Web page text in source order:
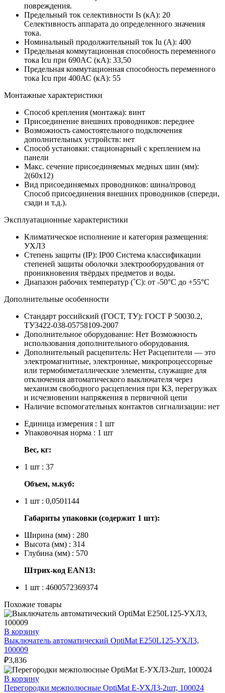
повреждения.
Предельный ток селективности Is (кА): 20
Селективность аппарата до определенного значения
тока.
Номинальный продолжительный ток Iu (А): 400
Предельная коммутационная способность переменного
тока Icu при 690AC (кА): 33,50
Предельная коммутационная способность переменного
тока Icu при 400АС (кА): 55
Монтажные характеристики
Способ крепления (монтажа): винт
Присоединение внешних проводников: переднее
Возможность самостоятельного подключения
дополнительных устройств: нет
Способ установки: стационарный с креплением на
панели
Макс. сечение присоединяемых медных шин (мм):
2(60х12)
Вид присоединяемых проводников: шина/провод
Способ присоединения внешних проводников (спереди,
сзади и т.д.).
Эксплуатационные характеристики
Климатическое исполнение и категория размещения:
УХЛ3
Степень защиты (IP): IP00 Система классификации
степеней защиты оболочки электрооборудования от
проникновения твёрдых предметов и воды.
Диапазон рабочих температур (˚С): от -50°С до +55°С
Дополнительные особенности
Стандарт российский (ГОСТ, ТУ): ГОСТ Р 50030.2,
ТУ3422-038-05758109-2007
Дополнительное оборудование: Нет Возможность
использования дополнительного оборудования.
Дополнительный расцепитель: Нет Расцепители — это
электромагнитные, электронные, микропроцессорные
или термобиметаллические элементы, служащие для
отключения автоматического выключателя через
механизм свободного расцепления при КЗ, перегрузках
и исчезновении напряжения в первичной цепи
Наличие вспомогательных контактов сигнализации: нет
Единица измерения : 1 шт
Упаковочная норма : 1 шт
Вес, кг:
1 шт : 37
Объем, м.куб:
1 шт : 0,0501144
Габариты упаковки (содержит 1 шт):
Ширина (мм) : 280
Высота (мм) : 314
Глубина (мм) : 570
Штрих-код EAN13:
1 шт : 4600572369374
Похожие товары
В корзину
Выключатель автоматический OptiMat E250L125-УХЛ3,
100009
₽3,836
В корзину
Перегородки межполюсные OptiMat E-УХЛ3-2шт, 100024